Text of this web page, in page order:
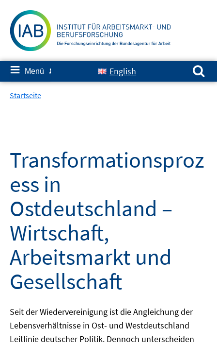
zum
Inhalt
≡ Menü ✘ English
Suchen nach:
Startseite
Transformationsproz
ess in
Ostdeutschland –
Wirtschaft,
Arbeitsmarkt und
Gesellschaft
Seit der Wiedervereinigung ist die Angleichung der
Lebensverhältnisse in Ost- und Westdeutschland
Leitlinie deutscher Politik. Dennoch unterscheiden